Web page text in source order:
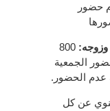
عدم حضور
800
عدم حضور الجمعية
عدم الحضور.
عن كل